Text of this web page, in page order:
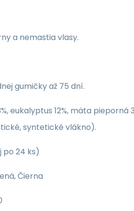
a nemastia vlasy.
gumičky až 75 dní.
eukalyptus 12%, mäta pieporná
syntetické vlákno).
po 24 ks)
Čierna